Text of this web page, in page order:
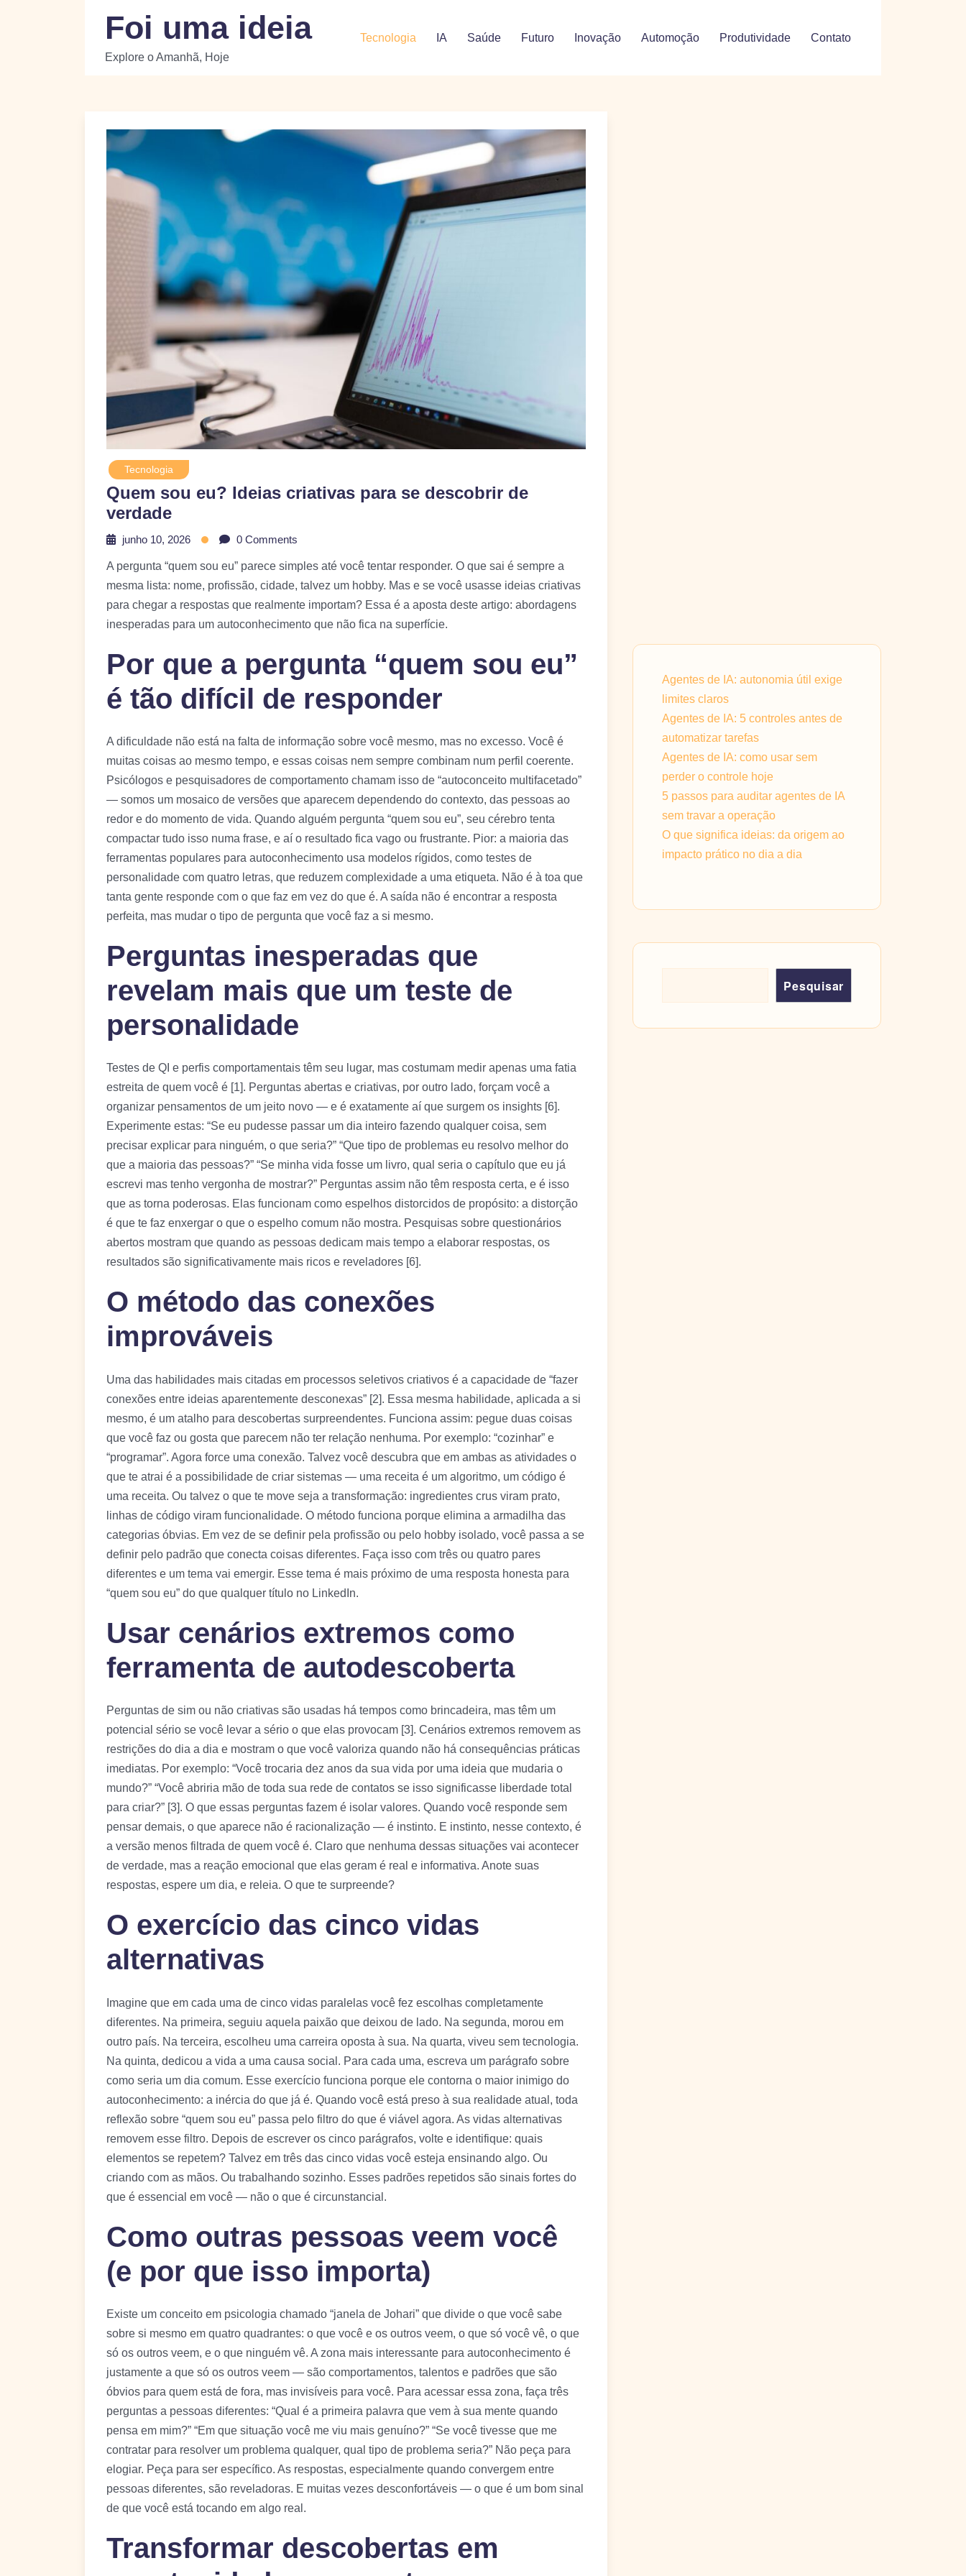
Foi uma ideia
Explore o Amanhã, Hoje
Tecnologia IA Saúde Futuro Inovação Automoção Produtividade Contato
Tecnologia
Quem sou eu? Ideias criativas para se descobrir de
verdade
junho 10, 2026 0 Comments
A pergunta “quem sou eu” parece simples até você tentar responder. O que sai é sempre a
mesma lista: nome, profissão, cidade, talvez um hobby. Mas e se você usasse ideias criativas
para chegar a respostas que realmente importam? Essa é a aposta deste artigo: abordagens
inesperadas para um autoconhecimento que não fica na superfície.
Por que a pergunta “quem sou eu”
é tão difícil de responder
A dificuldade não está na falta de informação sobre você mesmo, mas no excesso. Você é
muitas coisas ao mesmo tempo, e essas coisas nem sempre combinam num perfil coerente.
Psicólogos e pesquisadores de comportamento chamam isso de “autoconceito multifacetado”
— somos um mosaico de versões que aparecem dependendo do contexto, das pessoas ao
redor e do momento de vida. Quando alguém pergunta “quem sou eu”, seu cérebro tenta
compactar tudo isso numa frase, e aí o resultado fica vago ou frustrante. Pior: a maioria das
ferramentas populares para autoconhecimento usa modelos rígidos, como testes de
personalidade com quatro letras, que reduzem complexidade a uma etiqueta. Não é à toa que
tanta gente responde com o que faz em vez do que é. A saída não é encontrar a resposta
perfeita, mas mudar o tipo de pergunta que você faz a si mesmo.
Perguntas inesperadas que
revelam mais que um teste de
personalidade
Testes de QI e perfis comportamentais têm seu lugar, mas costumam medir apenas uma fatia
estreita de quem você é [1]. Perguntas abertas e criativas, por outro lado, forçam você a
organizar pensamentos de um jeito novo — e é exatamente aí que surgem os insights [6].
Experimente estas: “Se eu pudesse passar um dia inteiro fazendo qualquer coisa, sem
precisar explicar para ninguém, o que seria?” “Que tipo de problemas eu resolvo melhor do
que a maioria das pessoas?” “Se minha vida fosse um livro, qual seria o capítulo que eu já
escrevi mas tenho vergonha de mostrar?” Perguntas assim não têm resposta certa, e é isso
que as torna poderosas. Elas funcionam como espelhos distorcidos de propósito: a distorção
é que te faz enxergar o que o espelho comum não mostra. Pesquisas sobre questionários
abertos mostram que quando as pessoas dedicam mais tempo a elaborar respostas, os
resultados são significativamente mais ricos e reveladores [6].
O método das conexões
improváveis
Uma das habilidades mais citadas em processos seletivos criativos é a capacidade de “fazer
conexões entre ideias aparentemente desconexas” [2]. Essa mesma habilidade, aplicada a si
mesmo, é um atalho para descobertas surpreendentes. Funciona assim: pegue duas coisas
que você faz ou gosta que parecem não ter relação nenhuma. Por exemplo: “cozinhar” e
“programar”. Agora force uma conexão. Talvez você descubra que em ambas as atividades o
que te atrai é a possibilidade de criar sistemas — uma receita é um algoritmo, um código é
uma receita. Ou talvez o que te move seja a transformação: ingredientes crus viram prato,
linhas de código viram funcionalidade. O método funciona porque elimina a armadilha das
categorias óbvias. Em vez de se definir pela profissão ou pelo hobby isolado, você passa a se
definir pelo padrão que conecta coisas diferentes. Faça isso com três ou quatro pares
diferentes e um tema vai emergir. Esse tema é mais próximo de uma resposta honesta para
“quem sou eu” do que qualquer título no LinkedIn.
Usar cenários extremos como
ferramenta de autodescoberta
Perguntas de sim ou não criativas são usadas há tempos como brincadeira, mas têm um
potencial sério se você levar a sério o que elas provocam [3]. Cenários extremos removem as
restrições do dia a dia e mostram o que você valoriza quando não há consequências práticas
imediatas. Por exemplo: “Você trocaria dez anos da sua vida por uma ideia que mudaria o
mundo?” “Você abriria mão de toda sua rede de contatos se isso significasse liberdade total
para criar?” [3]. O que essas perguntas fazem é isolar valores. Quando você responde sem
pensar demais, o que aparece não é racionalização — é instinto. E instinto, nesse contexto, é
a versão menos filtrada de quem você é. Claro que nenhuma dessas situações vai acontecer
de verdade, mas a reação emocional que elas geram é real e informativa. Anote suas
respostas, espere um dia, e releia. O que te surpreende?
O exercício das cinco vidas
alternativas
Imagine que em cada uma de cinco vidas paralelas você fez escolhas completamente
diferentes. Na primeira, seguiu aquela paixão que deixou de lado. Na segunda, morou em
outro país. Na terceira, escolheu uma carreira oposta à sua. Na quarta, viveu sem tecnologia.
Na quinta, dedicou a vida a uma causa social. Para cada uma, escreva um parágrafo sobre
como seria um dia comum. Esse exercício funciona porque ele contorna o maior inimigo do
autoconhecimento: a inércia do que já é. Quando você está preso à sua realidade atual, toda
reflexão sobre “quem sou eu” passa pelo filtro do que é viável agora. As vidas alternativas
removem esse filtro. Depois de escrever os cinco parágrafos, volte e identifique: quais
elementos se repetem? Talvez em três das cinco vidas você esteja ensinando algo. Ou
criando com as mãos. Ou trabalhando sozinho. Esses padrões repetidos são sinais fortes do
que é essencial em você — não o que é circunstancial.
Como outras pessoas veem você
(e por que isso importa)
Existe um conceito em psicologia chamado “janela de Johari” que divide o que você sabe
sobre si mesmo em quatro quadrantes: o que você e os outros veem, o que só você vê, o que
só os outros veem, e o que ninguém vê. A zona mais interessante para autoconhecimento é
justamente a que só os outros veem — são comportamentos, talentos e padrões que são
óbvios para quem está de fora, mas invisíveis para você. Para acessar essa zona, faça três
perguntas a pessoas diferentes: “Qual é a primeira palavra que vem à sua mente quando
pensa em mim?” “Em que situação você me viu mais genuíno?” “Se você tivesse que me
contratar para resolver um problema qualquer, qual tipo de problema seria?” Não peça para
elogiar. Peça para ser específico. As respostas, especialmente quando convergem entre
pessoas diferentes, são reveladoras. E muitas vezes desconfortáveis — o que é um bom sinal
de que você está tocando em algo real.
Transformar descobertas em
Agentes de IA: autonomia útil exige
limites claros
Agentes de IA: 5 controles antes de
automatizar tarefas
Agentes de IA: como usar sem
perder o controle hoje
5 passos para auditar agentes de IA
sem travar a operação
O que significa ideias: da origem ao
impacto prático no dia a dia
Pesquisar